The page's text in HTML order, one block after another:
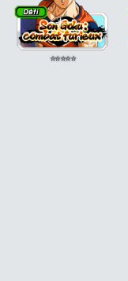
⭐⭐⭐⭐⭐